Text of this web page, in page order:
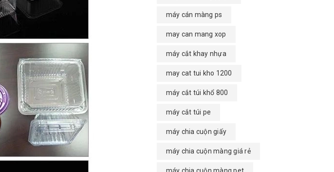
máy cán màng ps
may can mang xop
máy cắt khay nhựa
may cat tui kho 1200
máy cắt túi khổ 800
máy cắt túi pe
máy chia cuộn giấy
máy chia cuộn màng giá rẻ